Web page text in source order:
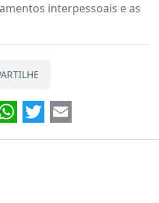
interpessoais e as
WhatsApp
Twitter